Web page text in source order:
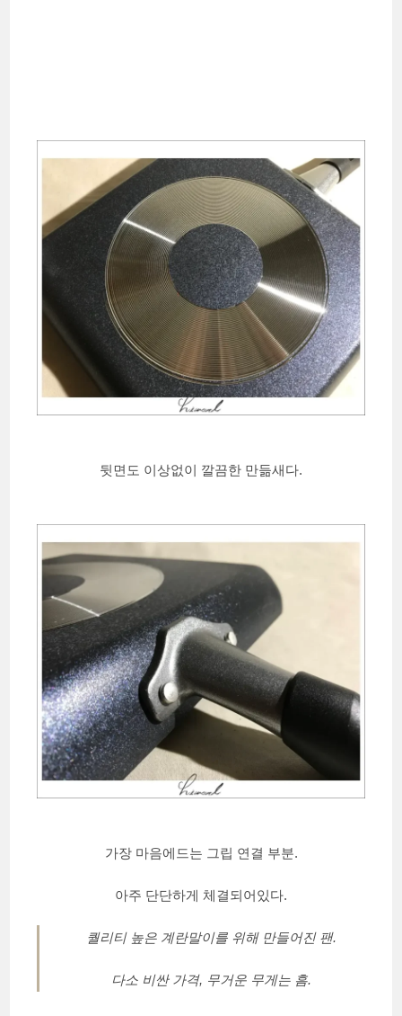
뒷면도 이상없이 깔끔한 만듦새다.
가장 마음에드는 그립 연결 부분.
아주 단단하게 체결되어있다.
퀄리티 높은 계란말이를 위해 만들어진 팬.
다소 비싼 가격, 무거운 무게는 흠.